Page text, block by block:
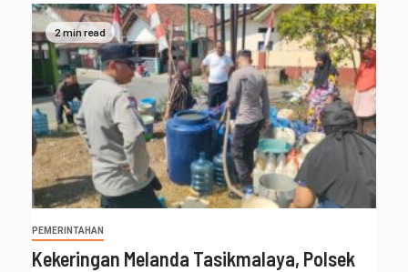
2 min read
PEMERINTAHAN
Kekeringan Melanda Tasikmalaya, Polsek